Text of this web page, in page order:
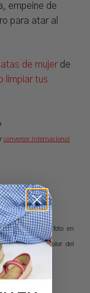
empeine de
para atar al
de mujerde
limpiar tus
conversor internacional
respecto a la foto en
resolución y color del